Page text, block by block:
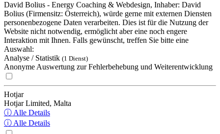
David Bolius - Energy Coaching & Webdesign, Inhaber: David
Bolius (Firmensitz: Österreich), würde gerne mit externen Diensten
personenbezogene Daten verarbeiten. Dies ist für die Nutzung der
Website nicht notwendig, ermöglicht aber eine noch engere
Interaktion mit Ihnen. Falls gewünscht, treffen Sie bitte eine
Auswahl:
Analyse / Statistik (1 Dienst)
Anonyme Auswertung zur Fehlerbehebung und Weiterentwicklung
Hotjar
Hotjar Limited, Malta
ⓘ Alle Details
ⓘ Alle Details